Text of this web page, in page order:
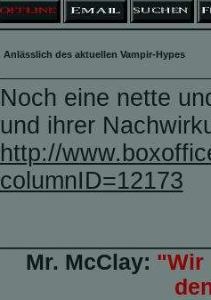
Anlässlich des aktuellen Vampir-Hypes
Noch eine nette
und ihrer
http://
columnID=12173
Mr. McClay: "Wir